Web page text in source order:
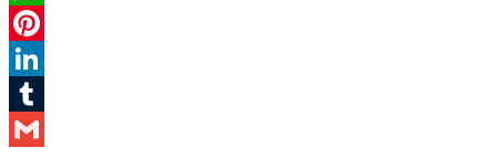
WhatsApp
Pinterest
LinkedIn
Tumblr